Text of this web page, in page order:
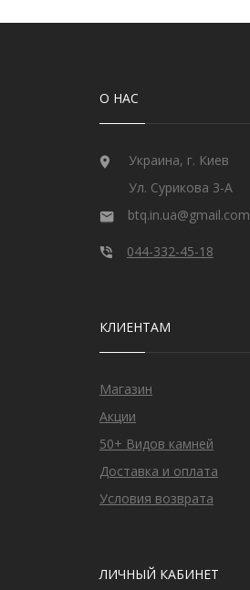
О НАС
Украина, г. Киев
Ул. Сурикова 3-А
btq.in.ua@gmail.com
044-332-45-18
КЛИЕНТАМ
Магазин
Акции
50+ Видов камней
Доставка и оплата
Условия возврата
ЛИЧНЫЙ КАБИНЕТ